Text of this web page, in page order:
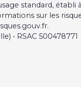
standard, établi
sur les
• RSAC 500478771